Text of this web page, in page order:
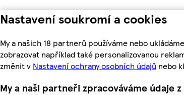
Nastavení soukromí a cookies
My a našich 18 partnerů používáme nebo
zobrazovat například také personalizovanou
změnit v Nastavení ochrany osobních údajů nebo
My a naši partneři zpracováváme údaje